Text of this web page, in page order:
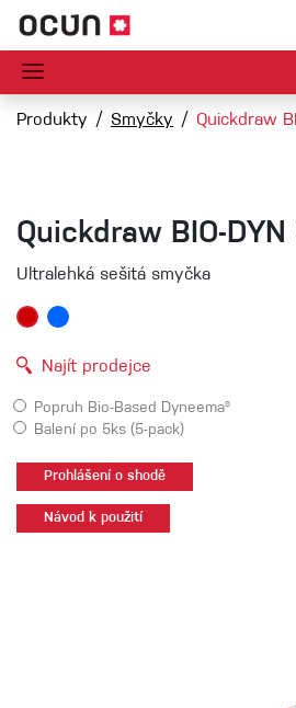
Produkty Smyčky Quickdraw
Quickdraw BIO-DYN
Ultralehká sešitá smyčka
Najít prodejce
Popruh Bio-Based Dyneema®
Balení po 5ks (5-pack)
Prohlášení o shodě
Návod k použití